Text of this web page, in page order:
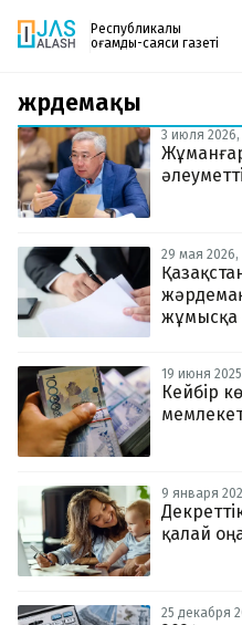
Республикалық
қоғамдық-саяси газеті
Жаңалықтар
Спорт
Live
Руханият
Аймақ
Архив
Заң және тәртіп
Редакциямен байланыс
+7 708 604 51 06
Пошта
Газетке жазылу
PDF форматтағы газетті
поштаңызға алып
шыққан сәтте сізге бірден
жәрдемақы
3 июля 2026,
29 мая 2026,
жұмысқа
19 июня
Кейбір
9 января
қалай
25 декабря